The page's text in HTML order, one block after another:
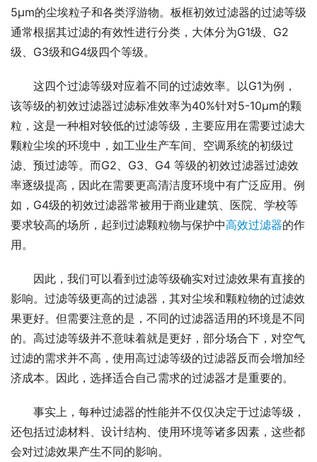
5μm的尘埃粒子和各类浮游物。板框初效过滤器的过滤等级
通常根据其过滤的有效性进行分类，大体分为G1级、G2
级、G3级和G4级四个等级。
这四个过滤等级对应着不同的过滤效率。以G1为例，
该等级的初效过滤器过滤标准效率为40%针对5-10μm的颗
粒，这是一种相对较低的过滤等级，主要应用在需要过滤大
颗粒尘埃的环境中，如工业生产车间、空调系统的初级过
滤、预过滤等。而G2、G3、G4 等级的初效过滤器过滤效
率逐级提高，因此在需要更高清洁度环境中有广泛应用。例
如，G4级的初效过滤器常被用于商业建筑、医院、学校等
要求较高的场所，起到过滤颗粒物与保护中高效过滤器的作
用。
因此，我们可以看到过滤等级确实对过滤效果有直接的
影响。过滤等级更高的过滤器，其对尘埃和颗粒物的过滤效
果更好。但需要注意的是，不同的过滤器适用的环境是不同
的。高过滤等级并不意味着就是更好，部分场合下，对空气
过滤的需求并不高，使用高过滤等级的过滤器反而会增加经
济成本。因此，选择适合自己需求的过滤器才是重要的。
事实上，每种过滤器的性能并不仅仅决定于过滤等级，
还包括过滤材料、设计结构、使用环境等诸多因素，这些都
会对过滤效果产生不同的影响。